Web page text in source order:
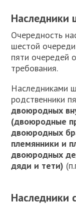
Наследники
Очередность
шестой очереди
пяти очередей
требования.
Наследниками
родственники
двоюродных
(двоюродные
двоюродных
племянники и
двоюродных
дяди и тети)
Наследники